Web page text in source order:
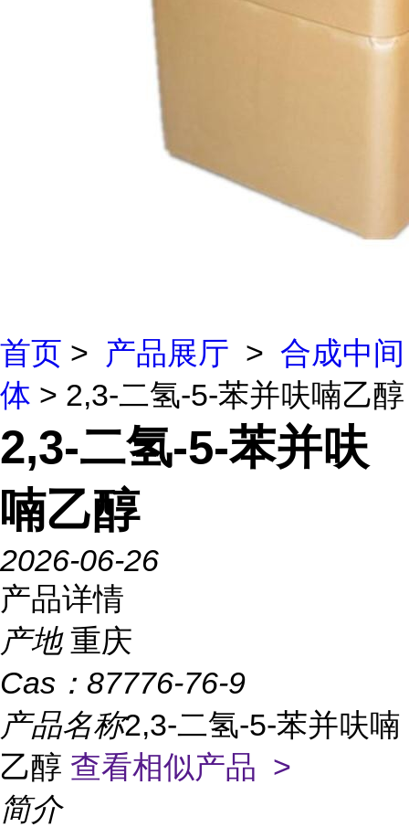
首页 > 产品展厅 > 合成中间
体 > 2,3-二氢-5-苯并呋喃乙醇
2,3-二氢-5-苯并呋
喃乙醇
2026-06-26
产品详情
产地 重庆
Cas： 87776-76-9
产品名称2,3-二氢-5-苯并呋喃
乙醇 查看相似产品 >
简介